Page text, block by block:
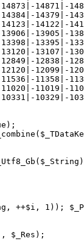
14871|-
14379|-
14122|-
13905|-
13395|-
13107|-
12838|-
12099|-
11358|-
11019|-
10329|-
++$i, 1));
$_Res);